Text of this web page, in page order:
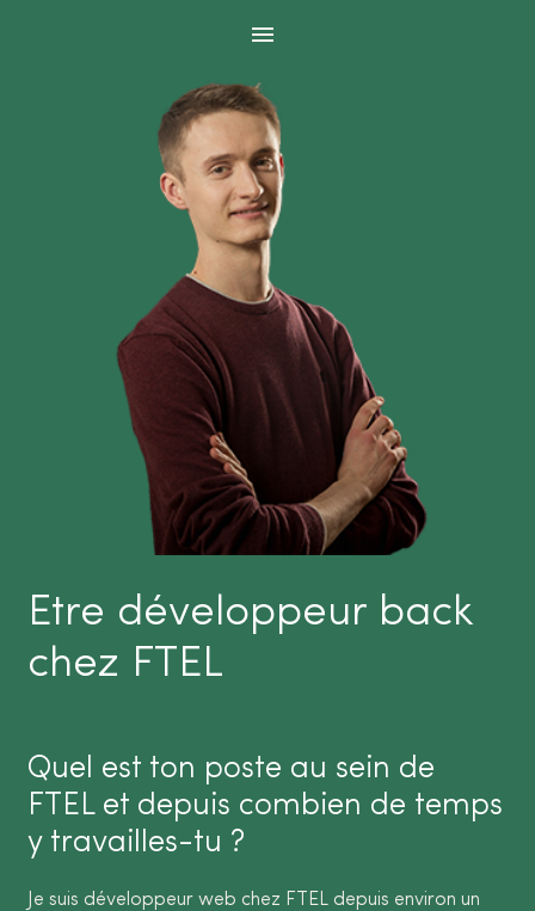
Etre développeur back
chez FTEL
Quel est ton poste au sein de
FTEL et depuis combien de temps
y travailles-tu ?
Je suis développeur web chez FTEL depuis environ un